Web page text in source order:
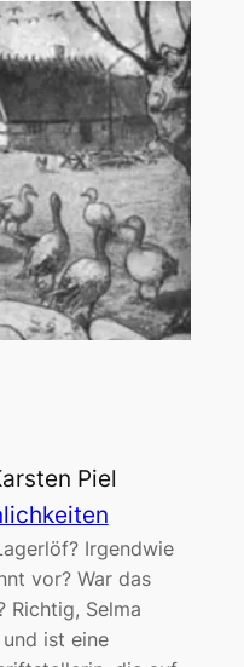
Piel
Irgendwie
vor? War das
Richtig, Selma
ist eine